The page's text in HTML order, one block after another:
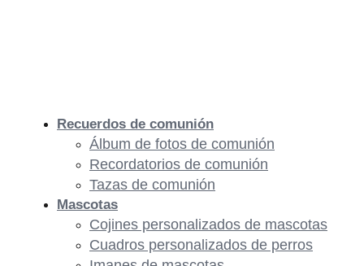
Recuerdos de comunión
Álbum de fotos de comunión
Recordatorios de comunión
Tazas de comunión
Mascotas
Cojines personalizados de mascotas
Cuadros personalizados de perros